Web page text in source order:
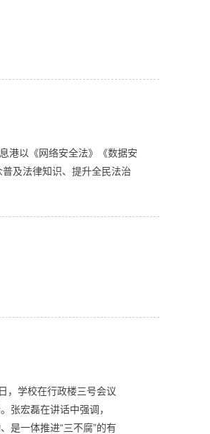
港以《网络安全法》《数据安
及法律知识、提升全民法治
，学校在行政楼三号会议
张宏磊在讲话中强调，
是一体推进“三不腐”的有